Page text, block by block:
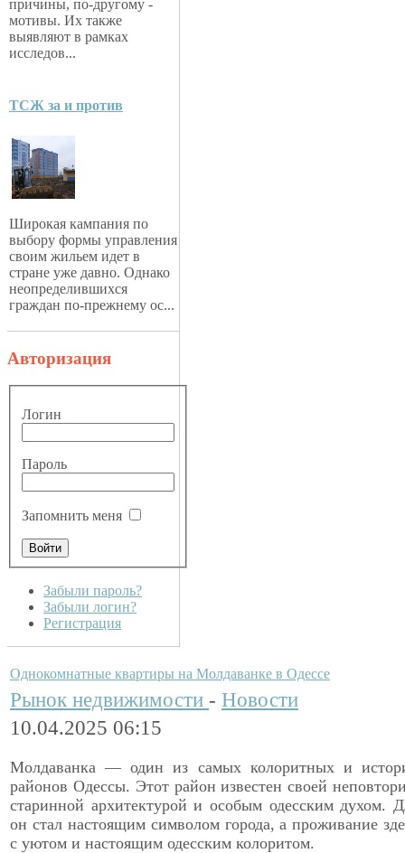
причины, по-другому -
мотивы. Их также
выявляют в рамках
исследов...
ТСЖ за и против
Широкая кампания по
выбору формы управления
своим жильем идет в
стране уже давно. Однако
неопределившихся
граждан по-прежнему ос...
Авторизация
Логин
Пароль
Запомнить меня
Забыли пароль?
Забыли логин?
Регистрация
Однокомнатные квартиры на Молдаванке в Одессе
Рынок недвижимости - Новости
10.04.2025 06:15
Молдаванка — один из самых колоритных и
районов Одессы. Этот район известен своей
старинной архитектурой и особым одесским духом.
он стал настоящим символом города, а проживание
с уютом и настоящим одесским колоритом.